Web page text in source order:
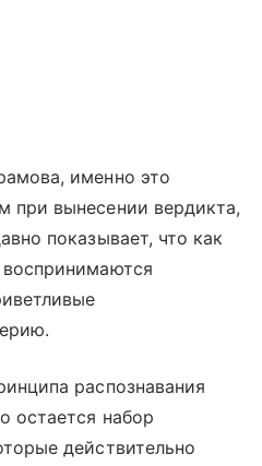
именно это
при вынесении вердикта,
показывает, что как
распознавания
остается набор
действительно